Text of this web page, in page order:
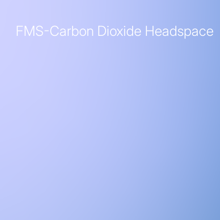
FMS-Carbon Dioxide Headspace
FMS-Carbon Dioxide